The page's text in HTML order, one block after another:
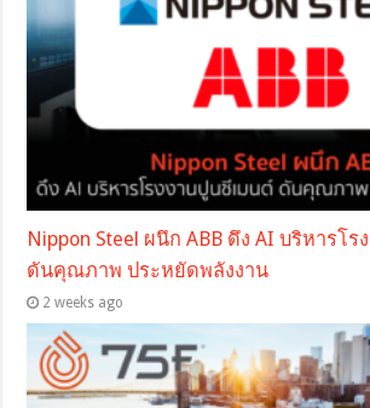
Nippon Steel ผนึก ABB ดึง AI บริหารโ
ดันคุณภาพ ประหยัดพลังงาน
2 weeks ago